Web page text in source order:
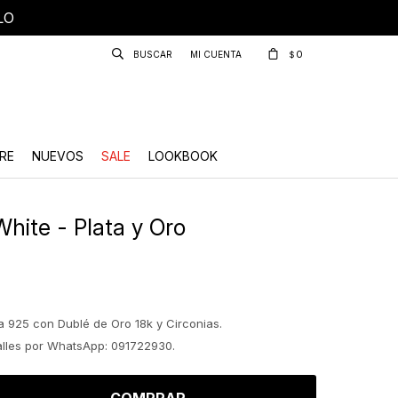
NUEVOS SALE LOOKBOOK
$ 0
- Plata y Oro
con Dublé de Oro 18k y Circonias.
por WhatsApp: 091722930.